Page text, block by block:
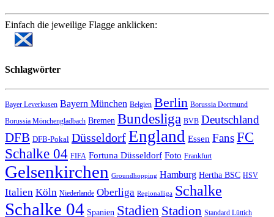
Einfach die jeweilige Flagge anklicken:
Schlagwörter
Bayer Leverkusen Bayern München Belgien Berlin Borussia Dortmund
Borussia Mönchengladbach Bremen Bundesliga BVB Deutschland
DFB DFB-Pokal DüsseldorfEngland Essen FansFC
Schalke 04 FIFA Fortuna Düsseldorf Foto Frankfurt
Gelsenkirchen Groundhopping Hamburg Hertha BSC HSV
Italien Köln Niederlande Oberliga Regionalliga Schalke
Schalke 04 Spanien Stadien Stadion Standard Lüttich